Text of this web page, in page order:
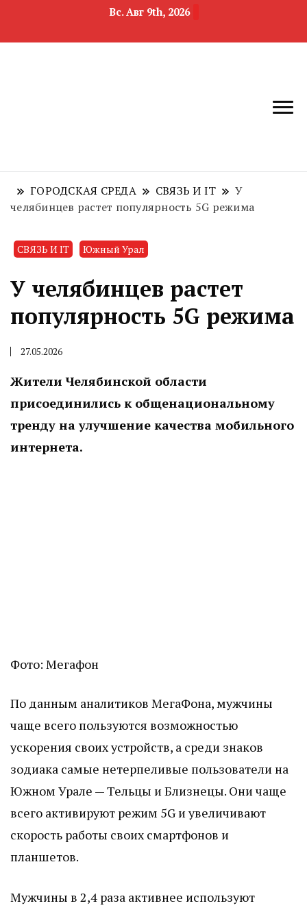
Вс. Авг 9th, 2026
область
недвижимости
ГОРОДСКАЯ СРЕДА СВЯЗЬ И IT
У
челябинцев растет популярность 5G режима
СВЯЗЬ И IT Южный Урал
У челябинцев растет
популярность 5G режима
27.05.2026
Жители Челябинской области
присоединились к общенациональному
тренду на улучшение качества мобильного
интернета.
Фото: Мегафон
По данным аналитиков МегаФона, мужчины
чаще всего пользуются возможностью
ускорения своих устройств, а среди знаков
зодиака самые нетерпеливые пользователи на
Южном Урале — Тельцы и Близнецы. Они чаще
всего активируют режим 5G и увеличивают
скорость работы своих смартфонов и
планшетов.
Мужчины в 2,4 раза активнее используют